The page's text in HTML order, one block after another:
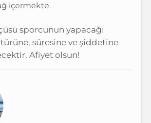
içermekte.
sporcunun yapacağı
süresine ve şiddetine
Afiyet olsun!